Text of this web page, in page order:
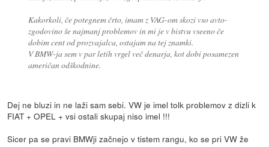
Kakorkoli, če potegnem črto, imam z VAG-om skozi vso avto-
zgodovino še najmanj problemov in mi je v bistvu vseeno če
dobim cent od prozvajalca, ostajam na tej znamki.
V BMW-ja sem v par letih vrgel več denarja, kot dobi posamezen
američan odškodnine.
Dej ne bluzi in ne laži sam sebi. VW je imel tolk problemov z dizli k
FIAT + OPEL + vsi ostali skupaj niso imel !!!
Sicer pa se pravi BMWji začnejo v tistem rangu, ko se pri VW že